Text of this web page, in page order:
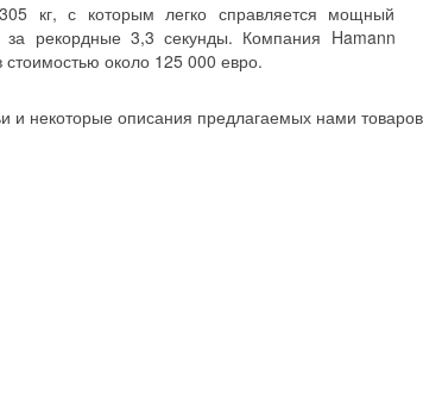
кг, с которым легко справляется мощный
рекордные 3,3 секунды. Компания Hamann
стоимостью около 125 000 евро.
и некоторые описания предлагаемых нами